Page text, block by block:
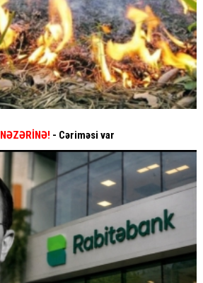
NƏZƏRİNƏ! - Cəriməsi var